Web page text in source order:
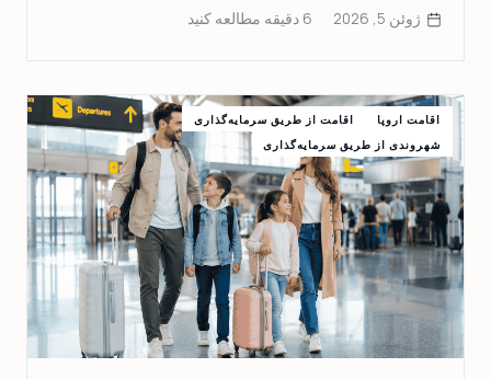
ژوئن 5, 2026 6 دقیقه مطالعه کنید
اقامت اروپا
اقامت از طریق سرمایه‌گذاری
شهروندی از طریق سرمایه‌گذاری